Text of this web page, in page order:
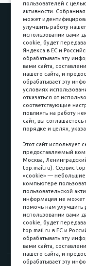
Наши работы
Доставка и
Карьера в
пл.
8
8
8
8
8
пользователей с
активности.
может
улучшить работу
использовании вами
cookie, будет
Яндекса в ЕС и
обрабатывать эту
вами сайта,
нашего сайта, и
обрабатывает эту
условиях
отказаться от
соответствующие
повлиять на работу
сайт, вы
порядке и целях,
Этот сайт использует
предоставляемый
Москва,
top.mail.ru). Сервис
«cookie» —
компьютере
пользовательской
информация не может
помочь нам улучшить
использовании вами
cookie, будет
top.mail.ru в ЕС и
обрабатывать эту
вами сайта,
нашего сайта, и
обрабатывает эту